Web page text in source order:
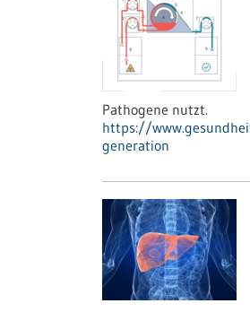
Pathogene nutzt.
https://
generation